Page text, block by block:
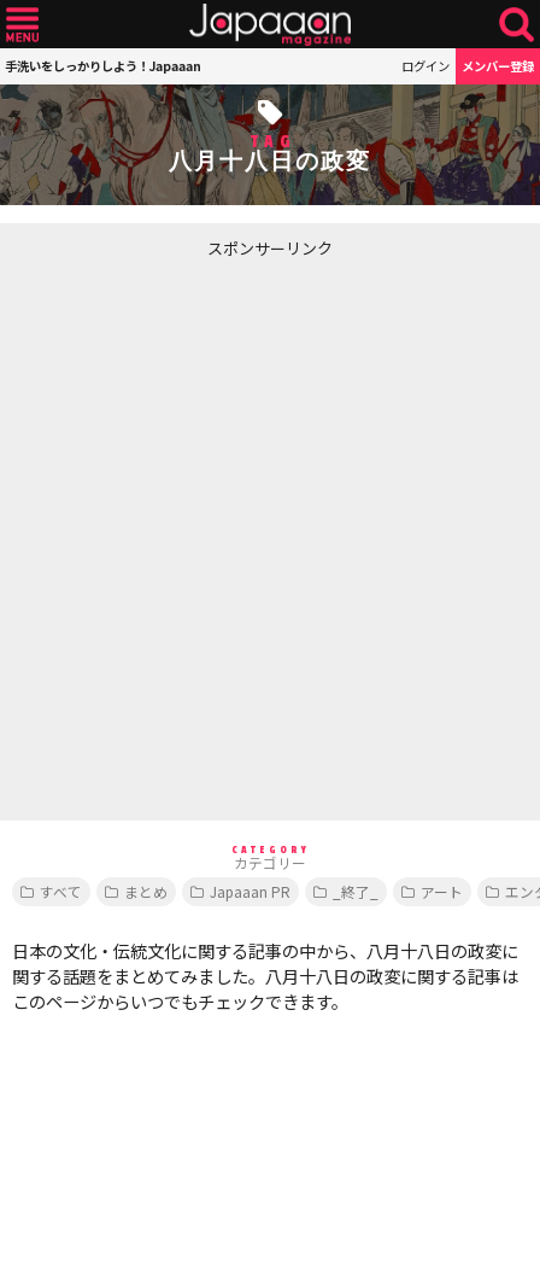
手洗いをしっかりしよう！Japaaan ログイン メンバー登録
TAG
八月十八日の政変
スポンサーリンク
CATEGORY
カテゴリー
すべて
まとめ Japaaan PR _終了_ アート エン
日本の文化・伝統文化に関する記事の中から、八月十八日の政変に
関する話題をまとめてみました。八月十八日の政変に関する記事は
このページからいつでもチェックできます。